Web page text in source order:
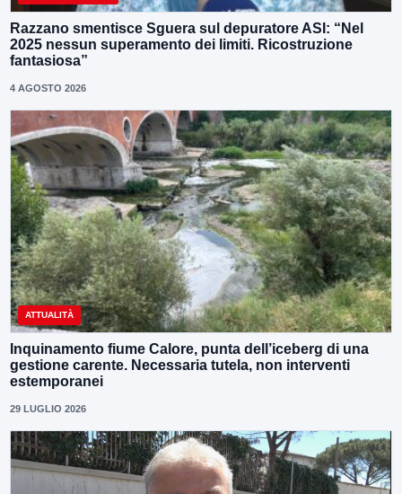
Razzano smentisce Sguera sul depuratore ASI: “Nel
2025 nessun superamento dei limiti. Ricostruzione
fantasiosa”
4 AGOSTO 2026
ATTUALITÀ
Inquinamento fiume Calore, punta dell’iceberg di una
gestione carente. Necessaria tutela, non interventi
estemporanei
29 LUGLIO 2026